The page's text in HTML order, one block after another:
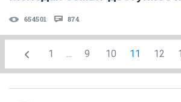
654501 874
1 ... 9 10 11 12